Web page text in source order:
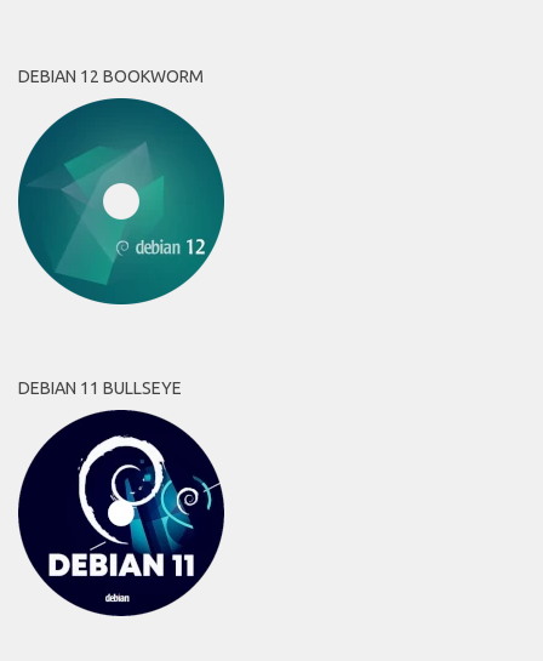
DEBIAN 12 BOOKWORM
DEBIAN 11 BULLSEYE